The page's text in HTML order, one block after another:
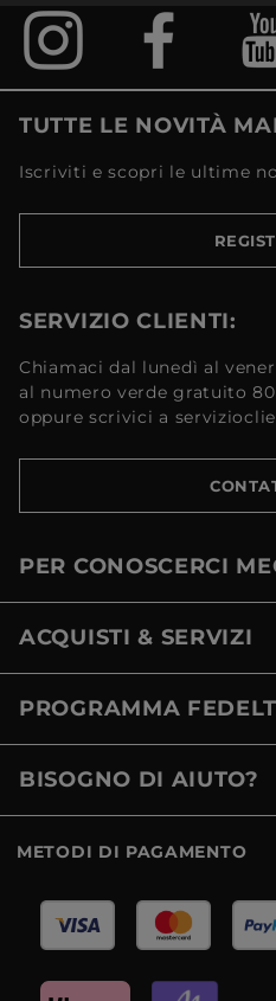
TUTTE LE NOVITÀ
Iscriviti e scopri le ultime
SERVIZIO CLIENTI:
Chiamaci dal lunedì al
al numero verde gratuito
oppure scrivici a
PER CONOSCERCI
ACQUISTI & SERVIZI
PROGRAMMA
BISOGNO DI AIUTO?
METODI DI PAGAMENTO